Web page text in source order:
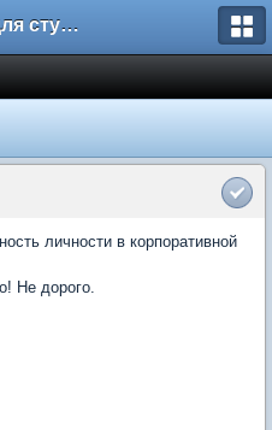
Форум для студента СГА
личности в корпоративной
Не дорого.